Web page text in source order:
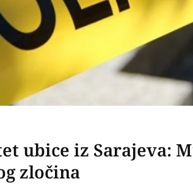
ubice iz Sarajeva:
zločina